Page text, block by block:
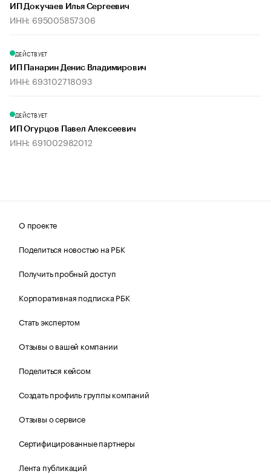
ИП Докучаев Илья Сергеевич
ИНН: 695005857306
ДЕЙСТВУЕТ
ИП Панарин Денис Владимирович
ИНН: 693102718093
ДЕЙСТВУЕТ
ИП Огурцов Павел Алексеевич
ИНН: 691002982012
О проекте
Поделиться новостью на РБК
Получить пробный доступ
Корпоративная подписка РБК
Стать экспертом
Отзывы о вашей компании
Поделиться кейсом
Создать профиль группы компаний
Отзывы о сервисе
Сертифицированные партнеры
Лента публикаций